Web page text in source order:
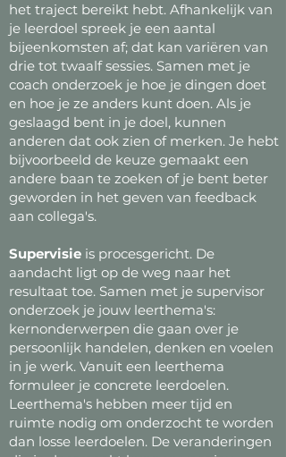
het traject bereikt hebt. Afhankelijk van
je leerdoel spreek je een aantal
bijeenkomsten af; dat kan variëren van
drie tot twaalf sessies. Samen met je
coach onderzoek je hoe je dingen doet
en hoe je ze anders kunt doen. Als je
geslaagd bent in je doel, kunnen
anderen dat ook zien of merken. Je hebt
bijvoorbeeld de keuze gemaakt een
andere baan te zoeken of je bent beter
geworden in het geven van feedback
aan collega's.
Supervisie is procesgericht. De
aandacht ligt op de weg naar het
resultaat toe. Samen met je supervisor
onderzoek je jouw leerthema's:
kernonderwerpen die gaan over je
persoonlijk handelen, denken en voelen
in je werk. Vanuit een leerthema
formuleer je concrete leerdoelen.
Leerthema's hebben meer tijd en
ruimte nodig om onderzocht te worden
dan losse leerdoelen. De veranderingen